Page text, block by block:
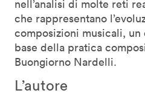
nell’analisi di molte reti
che rappresentano
composizioni musicali,
base della pratica
Buongiorno Nardelli.
L’autore